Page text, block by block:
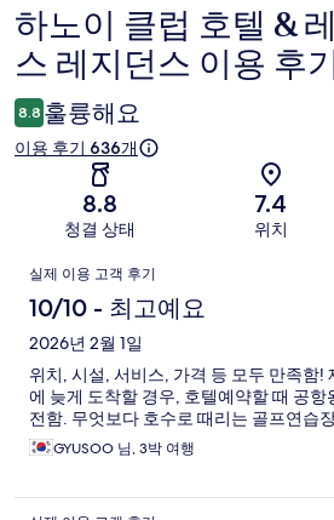
이
용
후
기
하노이 클럽 호텔 &
스 레지던스 이용 후
8.8 훌륭해요
이용 후기 636개
8.8
청결 상태
7.4
위치
이
용
후
기
실제 이용 고객 후기
10/10 - 최고예요
2026년 2월 1일
위치, 시설, 서비스, 가격 등 모두 만족함!
에 늦게 도착할 경우, 호텔예약할 때 공
전함. 무엇보다 호수로 때리는 골프연습
GYUSOO 님, 3박 여행